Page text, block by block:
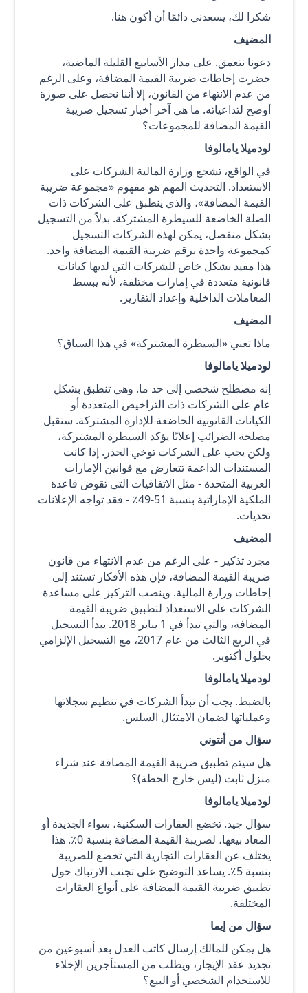
شكرا لك، يسعدني دائمًا أن أكون هنا.
المضيف
دعونا نتعمق. على مدار الأسابيع القليلة الماضية،
حضرت إحاطات ضريبة القيمة المضافة، وعلى الرغم
من عدم الانتهاء من القانون، إلا أننا نحصل على صورة
أوضح لتداعياته. ما هي آخر أخبار تسجيل ضريبة
القيمة المضافة للمجموعات؟
لودميلا يامالوفا
في الواقع، تشجع وزارة المالية الشركات على
الاستعداد. التحديث المهم هو مفهوم «مجموعة ضريبة
القيمة المضافة»، والذي ينطبق على الشركات ذات
الصلة الخاضعة للسيطرة المشتركة. بدلاً من التسجيل
بشكل منفصل، يمكن لهذه الشركات التسجيل
كمجموعة واحدة برقم ضريبة القيمة المضافة واحد.
هذا مفيد بشكل خاص للشركات التي لديها كيانات
قانونية متعددة في إمارات مختلفة، لأنه يبسط
المعاملات الداخلية وإعداد التقارير.
المضيف
ماذا تعني «السيطرة المشتركة» في هذا السياق؟
لودميلا يامالوفا
إنه مصطلح شخصي إلى حد ما. وهي تنطبق بشكل
عام على الشركات ذات التراخيص المتعددة أو
الكيانات القانونية الخاضعة للإدارة المشتركة. ستقبل
مصلحة الضرائب إعلانًا يؤكد السيطرة المشتركة،
ولكن يجب على الشركات توخي الحذر. إذا كانت
المستندات الداعمة تتعارض مع قوانين الإمارات
العربية المتحدة - مثل الاتفاقيات التي تقوض قاعدة
الملكية الإماراتية بنسبة 51-49٪ - فقد تواجه الإعلانات
تحديات.
المضيف
مجرد تذكير - على الرغم من عدم الانتهاء من قانون
ضريبة القيمة المضافة، فإن هذه الأفكار تستند إلى
إحاطات وزارة المالية. وينصب التركيز على مساعدة
الشركات على الاستعداد لتطبيق ضريبة القيمة
المضافة، والتي تبدأ في 1 يناير 2018. يبدأ التسجيل
في الربع الثالث من عام 2017، مع التسجيل الإلزامي
بحلول أكتوبر.
لودميلا يامالوفا
بالضبط. يجب أن تبدأ الشركات في تنظيم سجلاتها
وعملياتها لضمان الامتثال السلس.
سؤال من أنتوني
هل سيتم تطبيق ضريبة القيمة المضافة عند شراء
منزل ثابت (ليس خارج الخطة)؟
لودميلا يامالوفا
سؤال جيد. تخضع العقارات السكنية، سواء الجديدة أو
المعاد بيعها، لضريبة القيمة المضافة بنسبة 0٪. هذا
يختلف عن العقارات التجارية التي تخضع للضريبة
بنسبة 5٪. يساعد التوضيح على تجنب الارتباك حول
تطبيق ضريبة القيمة المضافة على أنواع العقارات
المختلفة.
سؤال من إيما
هل يمكن للمالك إرسال كاتب العدل بعد أسبوعين من
تجديد عقد الإيجار، ويطلب من المستأجرين الإخلاء
للاستخدام الشخصي أو البيع؟